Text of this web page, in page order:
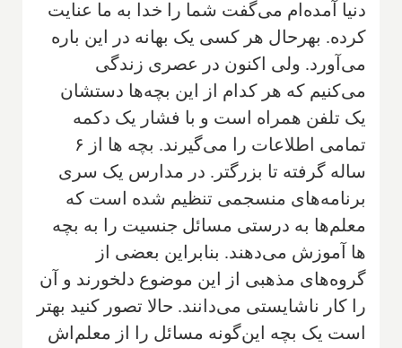
دنیا آمده‌ام می‌گفت شما را خدا به ما عنایت
کرده. بهر‌حال هر کسی یک بهانه در این باره
می‌آورد. ولی اکنون در عصری زندگی
می‌کنیم که هر کدام از این بچه‌ها دستشان
یک تلفن همراه است و با فشار یک دکمه
تمامی اطلاعات را می‌گیرند. بچه ها از ۶
ساله گرفته تا بزرگتر. در مدارس یک سری
برنامه‌های منسجمی تنظیم شده است که
معلم‌ها به درستی مسائل جنسیت را به بچه
ها آموزش می‌دهند. بنابراین بعضی از
گروه‌های مذهبی از این موضوع دلخورند و آن
را کار ناشایستی می‌دانند. حالا تصور کنید بهتر
است یک بچه این‌گونه مسائل را از معلم‌اش